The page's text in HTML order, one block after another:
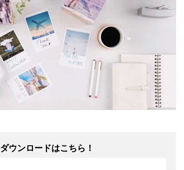
ダウンロードはこちら！